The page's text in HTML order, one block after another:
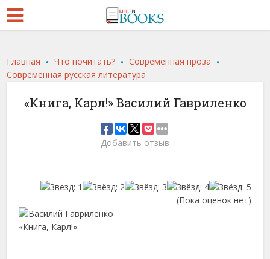
Главная .Что почитать? .Современная проза .
Современная русская литература
«Книга, Карл!» Василий Гавриленко
Добавить отзыв
(Пока оценок нет)